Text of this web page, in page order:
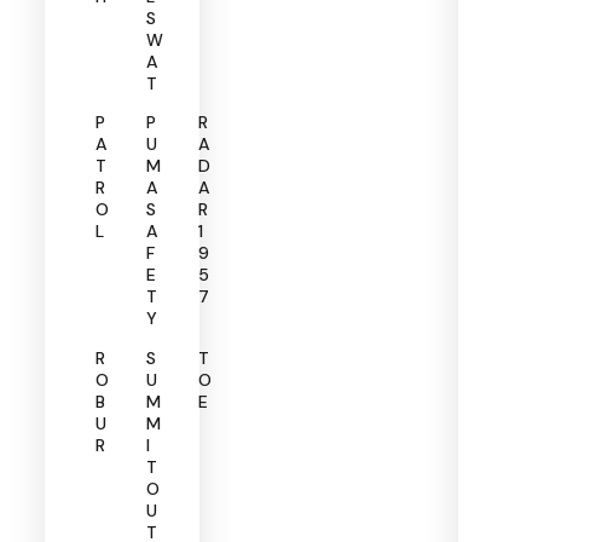
S
W
A
T
P
A
T
R
O
L
P
U
M
A
S
A
F
E
T
Y
R
A
D
A
R
1
9
5
7
R
O
B
U
R
S
U
M
M
I
T
O
U
T
T
O
E